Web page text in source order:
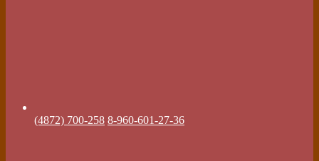
(4872) 700-258 8-960-601-27-36